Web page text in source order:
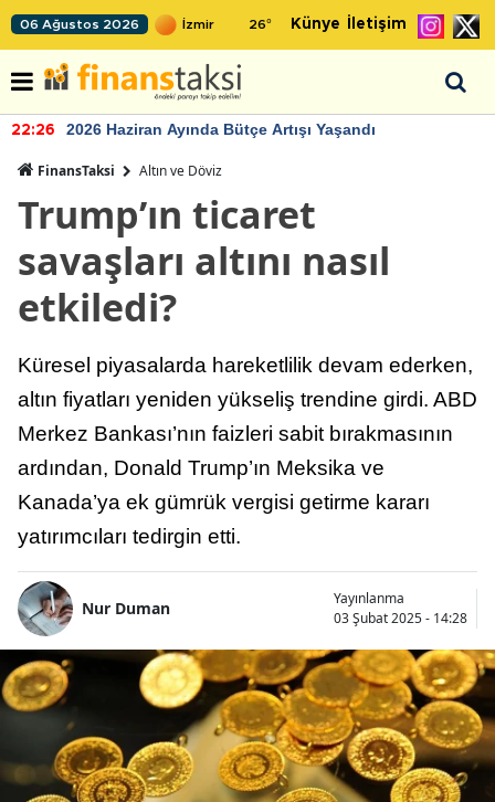
06 Ağustos 2026 26° Künye İletişim
22:26 2026 Haziran Ayında Bütçe Artışı Yaşandı
FinansTaksi Altın ve Döviz
Trump’ın ticaret
savaşları altını nasıl
etkiledi?
Küresel piyasalarda hareketlilik devam ederken,
altın fiyatları yeniden yükseliş trendine girdi. ABD
Merkez Bankası’nın faizleri sabit bırakmasının
ardından, Donald Trump’ın Meksika ve
Kanada’ya ek gümrük vergisi getirme kararı
yatırımcıları tedirgin etti.
Nur Duman
Yayınlanma
03 Şubat 2025 - 14:28